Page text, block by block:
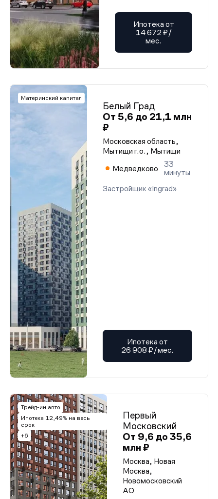
Ипотека от
14 672 ₽/
мес.
Материнский капитал
Белый Град
От 5,6 до 21,1 млн
₽
Московская область,
Мытищи г.о., Мытищи
Медведково
33
минуты
Застройщик «Ingrad»
Ипотека от
26 908 ₽/мес.
Трейд-ин авто
Ипотека 12,49% на весь
срок
+6
Первый
Московский
От 9,6 до 35,6
млн ₽
Москва, Новая
Москва,
Новомосковский
АО